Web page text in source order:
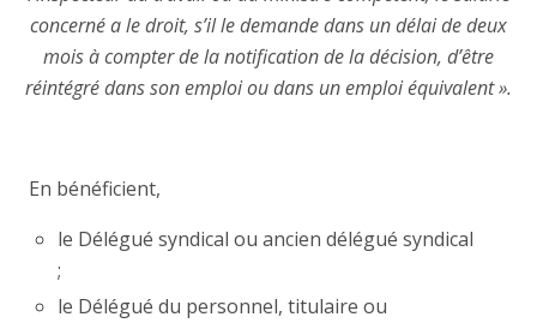
concerné a le droit, s’il le demande dans un délai de deux
mois à compter de la notification de la décision, d’être
réintégré dans son emploi ou dans un emploi équivalent ».
En bénéficient,
le Délégué syndical ou ancien délégué syndical
;
le Délégué du personnel, titulaire ou